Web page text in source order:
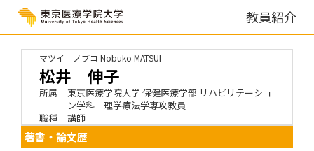
教員紹介
マツイ ノブコ Nobuko MATSUI
松井 伸子
所属
東京医療学院大学 保健医療学部 リハビリテーショ
ン学科 理学療法学専攻教員
職種
講師
著書・論文歴